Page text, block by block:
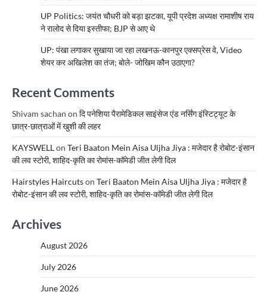
UP Politics: जयंत चौधरी को बड़ा झटका, यूपी प्रदेश अध्यक्ष रामाशीष राय
ने रालोद से दिया इस्तीफा; BJP से आए थे
UP: पंखा लगाकर सुखाया जा रहा लखनऊ-कानपुर एक्सप्रेस वे, Video
शेयर कर अखिलेश का तंज; बोले- जोखिम कौन उठाएगा?
Recent Comments
Shivam sachan on दि पनेशिया पैरामेडिकल साइंसेज एंड नर्सिंग इंस्टिट्यूट के
छात्र-छात्राओं में खुशी की लहर
KAYSWELLon Teri Baaton Mein Aisa Uljha Jiya : मजेदार है रोबोट-इंसान
की लव स्टोरी, शाहिद-कृति का रोमांस-कॉमेडी जीत लेगी दिल
Hairstyles Haircutson Teri Baaton Mein Aisa Uljha Jiya : मजेदार है
रोबोट-इंसान की लव स्टोरी, शाहिद-कृति का रोमांस-कॉमेडी जीत लेगी दिल
Archives
August 2026
July 2026
June 2026